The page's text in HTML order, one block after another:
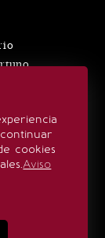
cookies
Aviso